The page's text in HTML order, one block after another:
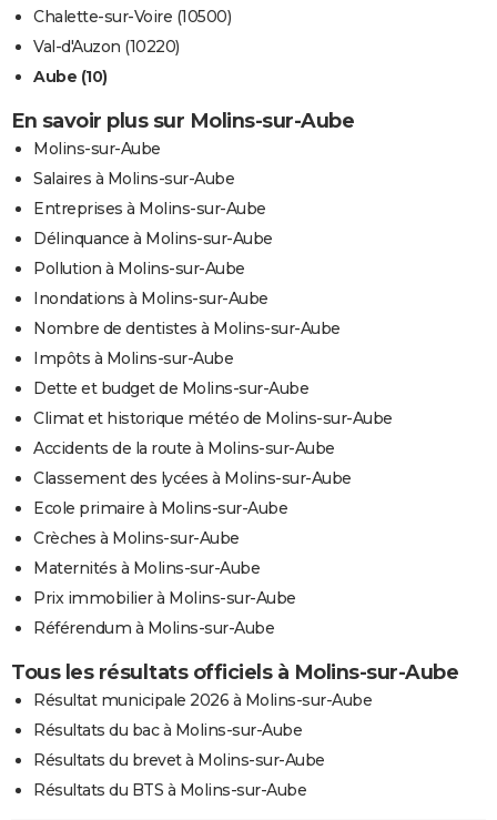
Chalette-sur-Voire (10500)
Val-d'Auzon (10220)
Aube (10)
En savoir plus sur Molins-sur-Aube
Molins-sur-Aube
Salaires à Molins-sur-Aube
Entreprises à Molins-sur-Aube
Délinquance à Molins-sur-Aube
Pollution à Molins-sur-Aube
Inondations à Molins-sur-Aube
Nombre de dentistes à Molins-sur-Aube
Impôts à Molins-sur-Aube
Dette et budget de Molins-sur-Aube
Climat et historique météo de Molins-sur-Aube
Accidents de la route à Molins-sur-Aube
Classement des lycées à Molins-sur-Aube
Ecole primaire à Molins-sur-Aube
Crèches à Molins-sur-Aube
Maternités à Molins-sur-Aube
Prix immobilier à Molins-sur-Aube
Référendum à Molins-sur-Aube
Tous les résultats officiels à Molins-sur-Aube
Résultat municipale 2026 à Molins-sur-Aube
Résultats du bac à Molins-sur-Aube
Résultats du brevet à Molins-sur-Aube
Résultats du BTS à Molins-sur-Aube